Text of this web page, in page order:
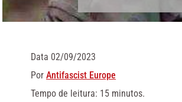
Data 02/09/2023
Por Antifascist Europe
Tempo de leitura: 15 minutos.